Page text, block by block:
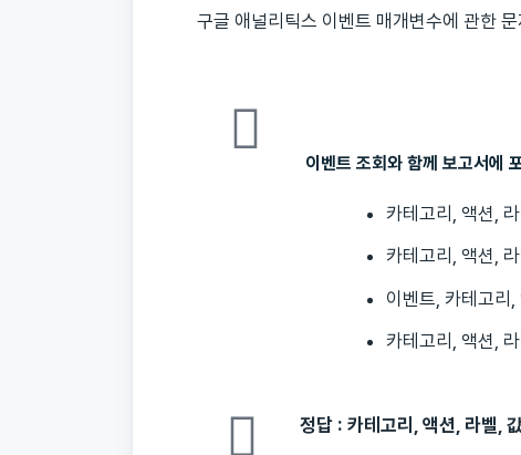
구글 애널리틱스 이벤트 매개변수에 관한
이벤트 조회와 함께 보고서에
카테고리, 액션,
카테고리, 액션,
이벤트, 카테고리,
카테고리, 액션,
정답 : 카테고리, 액션, 라벨,